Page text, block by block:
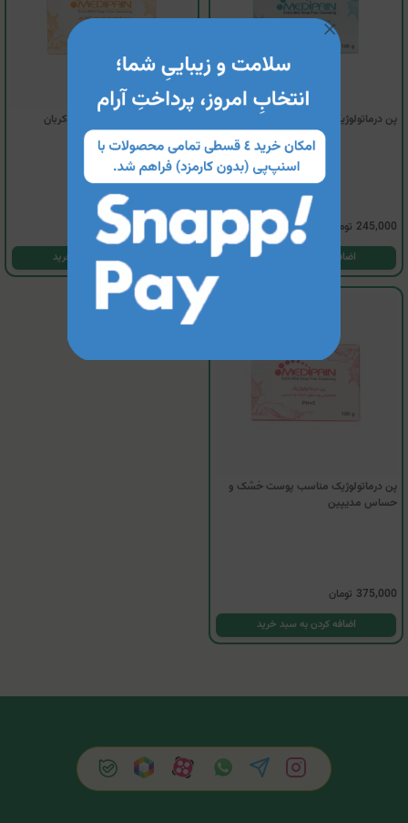
پن درماتولوژیک کودکان مدیپین
245,000 تومان
اضافه کردن به سبد خرید
پن درماتولوژیک حاوی تری کلوکربان
مدیپین
245,000 تومان
اضافه کردن به سبد خرید
پن درماتولوژیک مناسب پوست خشک و
حساس مدیپین
375,000 تومان
اضافه کردن به سبد خرید